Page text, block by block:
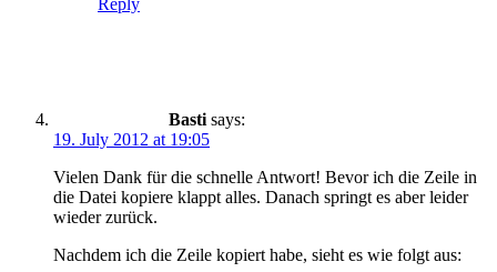
Reply
Basti says:
19. July 2012 at 19:05
Vielen Dank für die schnelle Antwort! Bevor ich die Zeile in
die Datei kopiere klappt alles. Danach springt es aber leider
wieder zurück.
Nachdem ich die Zeile kopiert habe, sieht es wie folgt aus: